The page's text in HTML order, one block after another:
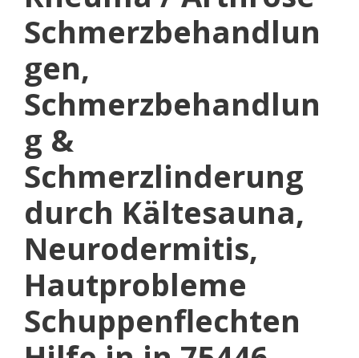
Schmerzbehandlun
gen,
Schmerzbehandlun
g &
Schmerzlinderung
durch Kältesauna,
Neurodermitis,
Hautprobleme
Schuppenflechten